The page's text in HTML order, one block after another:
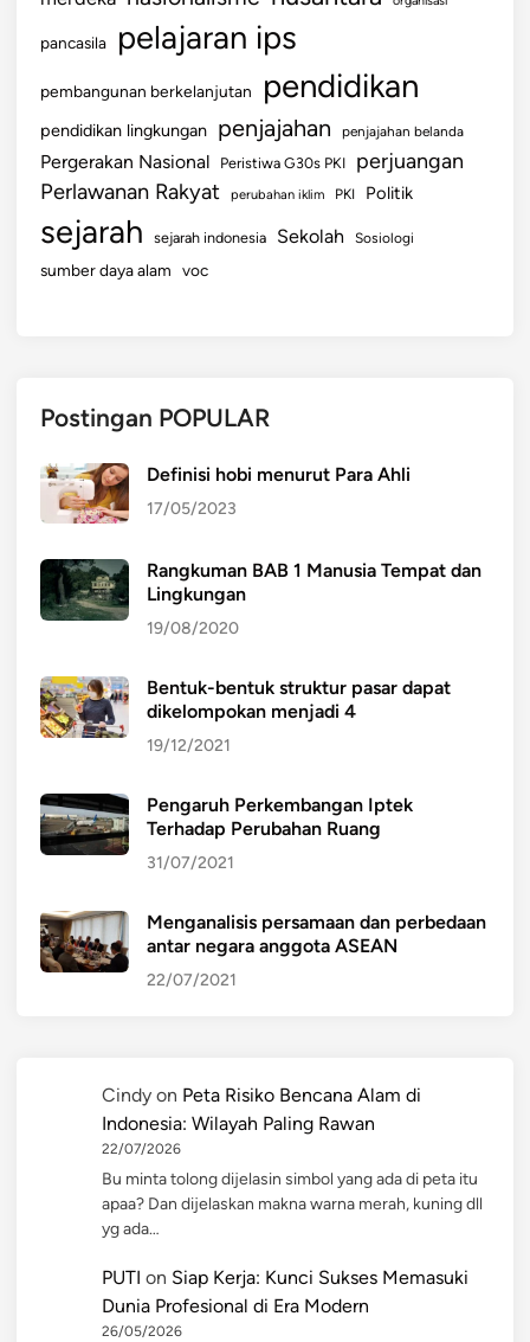
pancasila pelajaran ips
pembangunan berkelanjutan pendidikan
pendidikan lingkungan penjajahan penjajahan belanda
Pergerakan Nasional Peristiwa G30s PKI perjuangan
Perlawanan Rakyat perubahan iklim PKI Politik
sejarah sejarah indonesia Sekolah Sosiologi
sumber daya alam voc
Postingan POPULAR
Definisi hobi menurut Para Ahli
17/05/2023
Rangkuman BAB 1 Manusia Tempat dan
Lingkungan
19/08/2020
Bentuk-bentuk struktur pasar dapat
dikelompokan menjadi 4
19/12/2021
Pengaruh Perkembangan Iptek
Terhadap Perubahan Ruang
31/07/2021
Menganalisis persamaan dan perbedaan
antar negara anggota ASEAN
22/07/2021
Cindy on Peta Risiko Bencana Alam di
Indonesia: Wilayah Paling Rawan
22/07/2026
Bu minta tolong dijelasin simbol yang ada di peta itu
apaa? Dan dijelaskan makna warna merah, kuning dll
yg ada…
PUTI on Siap Kerja: Kunci Sukses Memasuki
Dunia Profesional di Era Modern
26/05/2026